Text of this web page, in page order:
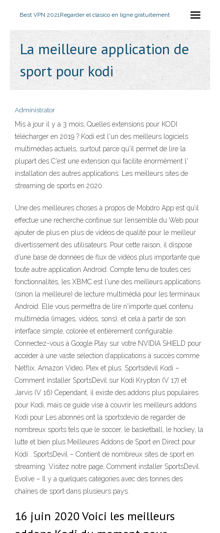
Best VPN 2021Regarder el clasico en ligne gratuitement
La meilleure application de
sport pour kodi
Administrator
Mis à jour il y a 3 mois; Quelles extensions pour KODI
télécharger en 2019 ? Kodi est l'un des meilleurs logiciels
multimédias actuels, surtout parce qu'il permet de lire la
plupart des C'est une extension qui facilite énormément l'
installation des autres applications. Les meilleurs sites de
streaming de sports en 2020.
Une des meilleures choses à propos de Mobdro App est qu’il
effectue une recherche continue sur l’ensemble du Web pour
ajouter de plus en plus de vidéos de qualité pour le meilleur
divertissement des utilisateurs. Pour cette raison, il dispose
d’une base de données de flux de vidéos plus importante que
toute autre application Android. Compte tenu de toutes ces
fonctionnalités, les XBMC est l'une des meilleurs applications
(sinon la meilleure) de lecture multimédia pour les terminaux
Android. Elle vous permettra de lire n'importe quel contenu
multimédia (images, vidéos, sons), et cela à partir de son
interface simple, colorée et entièrement configurable.
Connectez-vous à Google Play sur votre NVIDIA SHIELD pour
accéder à une vaste sélection d’applications à succès comme
Netflix, Amazon Video, Plex et plus. Sportsdevil Kodi –
Comment installer SportsDevil sur Kodi Krypton (V 17) et
Jarvis (V 16) Cependant, il existe des addons plus populaires
pour Kodi, mais ce guide vise à couvrir les meilleurs addons
Kodi pour Les abonnés ont la sportsdevio de regarder de
nombreux sports tels que le soccer, le basketball, le hockey, la
lutte et bien plus Meilleures Addons de Sport en Direct pour
Kodi . SportsDevil – Contient de nombreux sites de sport en
streaming. Visitez notre page, Comment installer SportsDevil.
Evolve – Il y a quelques catégories avec des tonnes des
chaînes de sport dans plusieurs pays.
16 juin 2020 Voici les meilleurs